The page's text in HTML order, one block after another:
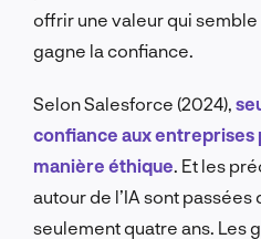
offrir une valeur qui
gagne la confiance.
Selon Salesforce (2024),
confiance aux entreprises
manière éthique . Et les
autour de l’IA sont passées
seulement quatre ans. Les